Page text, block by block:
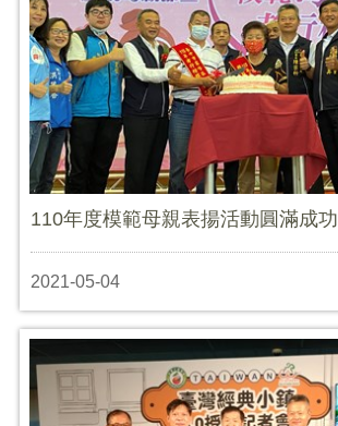
110年度模範母親表揚活動圓滿成功
2021-05-04